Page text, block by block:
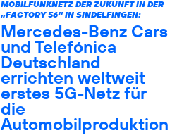
MOBILFUNKNETZ DER ZUKUNFT IN DER
„FACTORY 56“ IN SINDELFINGEN:
Mercedes-Benz Cars
und Telefónica
Deutschland
errichten weltweit
erstes 5G-Netz für
die
Automobilproduktion